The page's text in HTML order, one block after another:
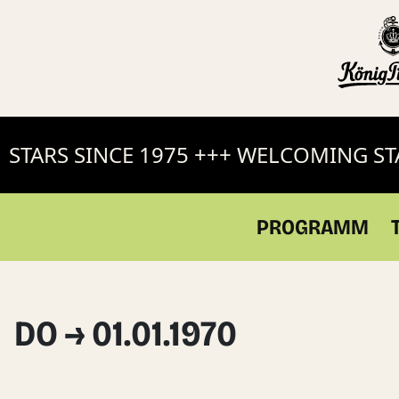
SINCE 1975 +++ WELCOMING
PROGRAMM
DO → 01.01.1970